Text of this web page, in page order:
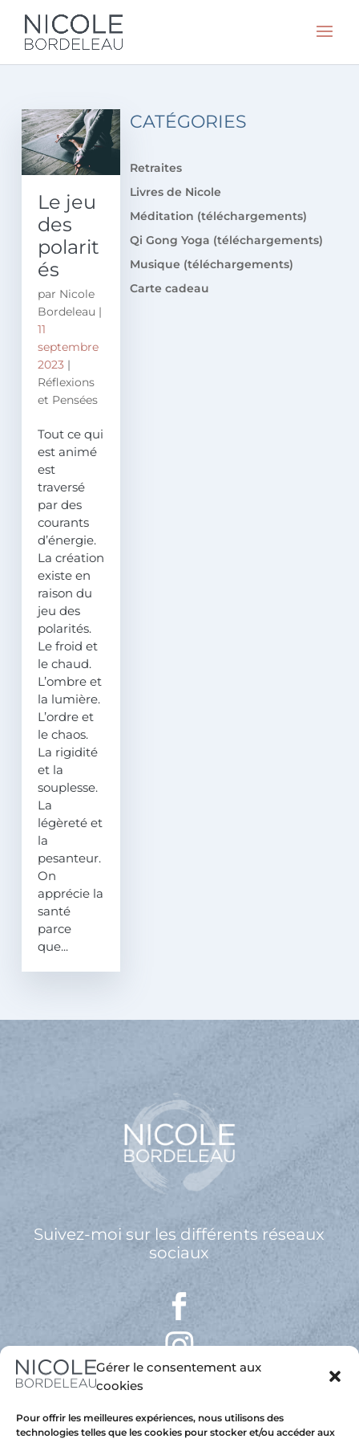
Gérer le consentement aux
cookies
Pour offrir les meilleures expériences, nous utilisons des
technologies telles que les cookies pour stocker et/ou accéder aux
Le jeu
des
polarit
és
par Nicole
Bordeleau |
11
septembre
2023|
Réflexions
et Pensées
Tout ce qui
est animé
est
traversé
par des
courants
d’énergie.
La création
existe en
raison du
jeu des
polarités.
Le froid et
le chaud.
L’ombre et
la lumière.
L’ordre et
le chaos.
La rigidité
et la
souplesse.
La
légèreté et
la
pesanteur.
On
apprécie la
santé
parce
que...
CATÉGORIES
Retraites
Livres de Nicole
Méditation (téléchargements)
Qi Gong Yoga (téléchargements)
Musique (téléchargements)
Carte cadeau
Suivez-moi sur les différents réseaux
sociaux